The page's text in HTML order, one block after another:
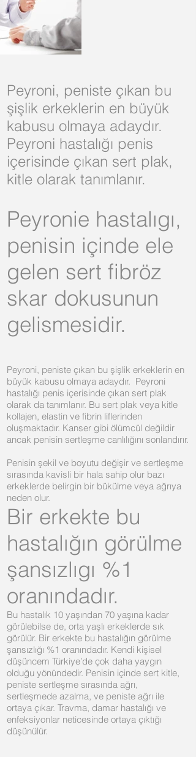
Peyroni, peniste çıkan bu
şişlik erkeklerin en büyük
kabusu olmaya adaydır.
Peyroni hastalığı penis
içerisinde çıkan sert plak,
kitle olarak tanımlanır.
Peyronie hastalıgı,
penisin içinde ele
gelen sert fibröz
skar dokusunun
gelismesidir.
Peyroni, peniste çıkan bu şişlik erkeklerin en
büyük kabusu olmaya adaydır. Peyroni
hastalığı penis içerisinde çıkan sert plak
olarak da tanımlanır. Bu sert plak veya kitle
kollajen, elastin ve fibrin liflerinden
oluşmaktadır. Kanser gibi ölümcül değildir
ancak penisin sertleşme canlılığını sonlandırır.
Penisin şekil ve boyutu değişir ve sertleşme
sırasında kavisli bir hala sahip olur bazı
erkeklerde belirgin bir bükülme veya ağrıya
neden olur.
Bir erkekte bu
hastalığın görülme
şansızlıgı %1
oranındadır.
Bu hastalık 10 yaşından 70 yaşına kadar
görülebilse de, orta yaşlı erkeklerde sık
görülür. Bir erkekte bu hastalığın görülme
şansızlığı %1 oranındadır. Kendi kişisel
düşüncem Türkiye’de çok daha yaygın
olduğu yönündedir. Penisin içinde sert kitle,
peniste sertleşme sırasında ağrı,
sertleşmede azalma, ve peniste ağrı ile
ortaya çıkar. Travma, damar hastalığı ve
enfeksiyonlar neticesinde ortaya çıktığı
düşünülür.